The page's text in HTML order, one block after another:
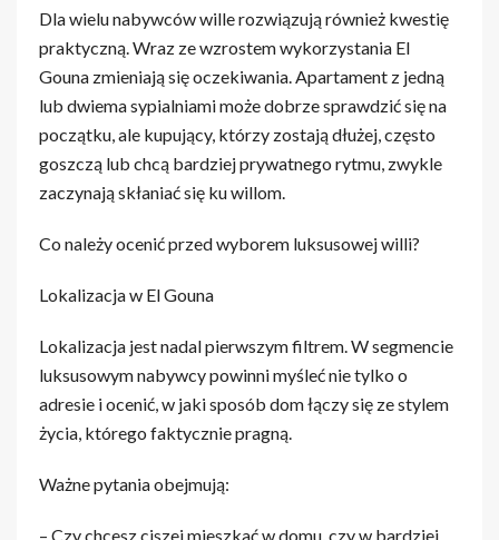
Dla wielu nabywców wille rozwiązują również kwestię
praktyczną. Wraz ze wzrostem wykorzystania El
Gouna zmieniają się oczekiwania. Apartament z jedną
lub dwiema sypialniami może dobrze sprawdzić się na
początku, ale kupujący, którzy zostają dłużej, często
goszczą lub chcą bardziej prywatnego rytmu, zwykle
zaczynają skłaniać się ku willom.
Co należy ocenić przed wyborem luksusowej willi?
Lokalizacja w El Gouna
Lokalizacja jest nadal pierwszym filtrem. W segmencie
luksusowym nabywcy powinni myśleć nie tylko o
adresie i ocenić, w jaki sposób dom łączy się ze stylem
życia, którego faktycznie pragną.
Ważne pytania obejmują:
– Czy chcesz ciszej mieszkać w domu, czy w bardziej